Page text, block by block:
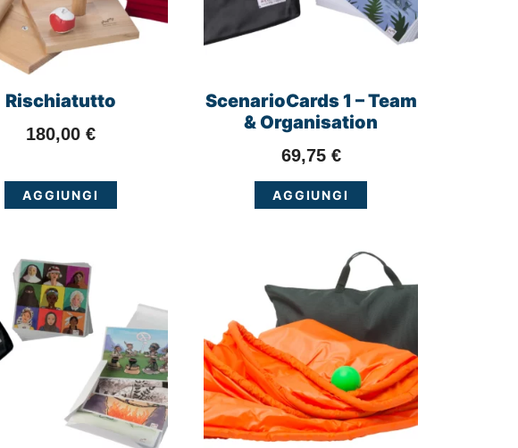
Rischiatutto
180,00 €
AGGIUNGI
ScenarioCards 1 – Team
& Organisation
69,75 €
AGGIUNGI